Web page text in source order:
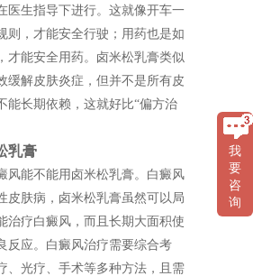
医生指导下进行。这就像开车一
则，才能安全行驶；用药也是如
才能安全用药。卤米松乳膏类似
缓解皮肤炎症，但并不是所有皮
能长期依赖，这就好比“偏方治
乳膏
风能不能用卤米松乳膏。白癜风
皮肤病，卤米松乳膏虽然可以局
治疗白癜风，而且长期大面积使
反应。白癜风治疗需要综合考
、光疗、手术等多种方法，且需
我
要
咨
询